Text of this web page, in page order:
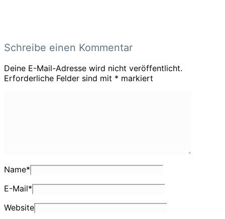
Schreibe einen Kommentar
Deine E-Mail-Adresse wird nicht veröffentlicht.
Erforderliche Felder sind mit * markiert
Name*
E-Mail*
Website